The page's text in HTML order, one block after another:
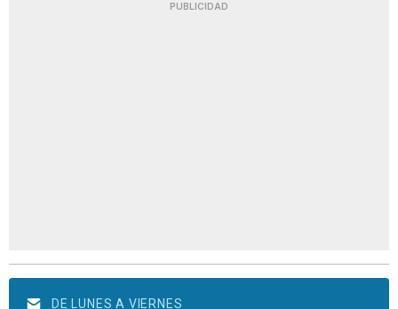
PUBLICIDAD
DE LUNES A VIERNES